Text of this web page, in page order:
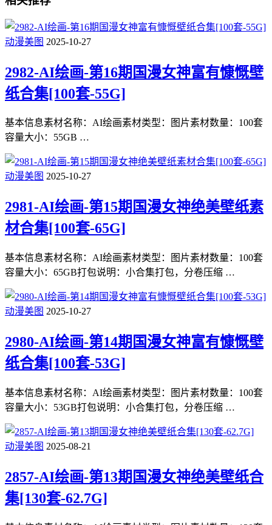
动漫美图 2025-10-27
2982-AI绘画-第16期国漫女神富有慷慨壁
纸合集[100套-55G]
基本信息素材名称：AI绘画素材类型：图片素材数量：100套
容量大小：55GB …
动漫美图 2025-10-27
2981-AI绘画-第15期国漫女神绝美壁纸素
材合集[100套-65G]
基本信息素材名称：AI绘画素材类型：图片素材数量：100套
容量大小：65GB打包说明：小合集打包，分卷压缩 …
动漫美图 2025-10-27
2980-AI绘画-第14期国漫女神富有慷慨壁
纸合集[100套-53G]
基本信息素材名称：AI绘画素材类型：图片素材数量：100套
容量大小：53GB打包说明：小合集打包，分卷压缩 …
动漫美图 2025-08-21
2857-AI绘画-第13期国漫女神绝美壁纸合
集[130套-62.7G]